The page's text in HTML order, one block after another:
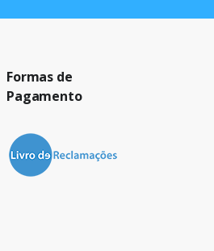
Formas de
Pagamento